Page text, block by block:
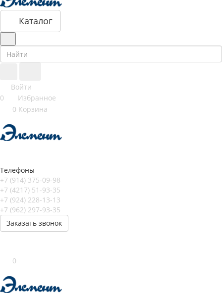
Каталог
Войти
0
Избранное
0 Корзина
Телефоны
+7 (914) 375-09-98
+7 (4217) 51-93-35
+7 (924) 228-13-13
+7 (962) 297-93-35
Заказать звонок
0